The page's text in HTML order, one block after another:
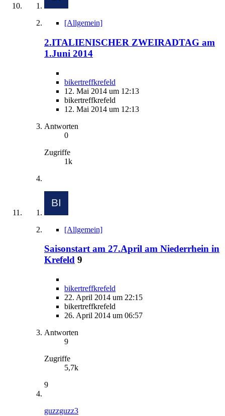
[Allgemein]
2.ITALIENISCHER ZWEIRADTAG am
1.Juni 2014
bikertreffkrefeld
12. Mai 2014 um 12:13
bikertreffkrefeld
12. Mai 2014 um 12:13
Antworten
0
Zugriffe
1k
[Allgemein]
Saisonstart am 27.April am Niederrhein in
Krefeld 9
bikertreffkrefeld
22. April 2014 um 22:15
bikertreffkrefeld
26. April 2014 um 06:57
Antworten
9
Zugriffe
5,7k
9
guzzguzz3